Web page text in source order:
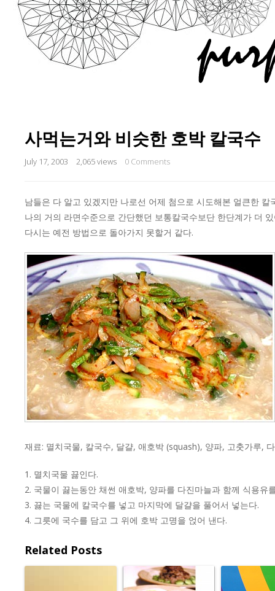
사먹는거와 비슷한 호박 칼국수
July 17, 2003 2,065 views 0 Comments
남들은 다 알고 있겠지만 나로선 어제 첨으로 시도해본 얼큰한 칼
나의 거의 라면수준으로 간단했던 보통칼국수보단 한단계가 더
다시는 예전 방법으로 돌아가지 못할거 같다.
재료: 멸치국물, 칼국수, 달걀, 애호박 (squash), 양파, 고춧가루,
1. 멸치국물 끓인다.
2. 국물이 끓는동안 채썬 애호박, 양파를 다진마늘과 함께 식용
3. 끓는 국물에 칼국수를 넣고 마지막에 달걀을 풀어서 넣는다.
4. 그릇에 국수를 담고 그 위에 호박 고명을 얹어 낸다.
Related Posts